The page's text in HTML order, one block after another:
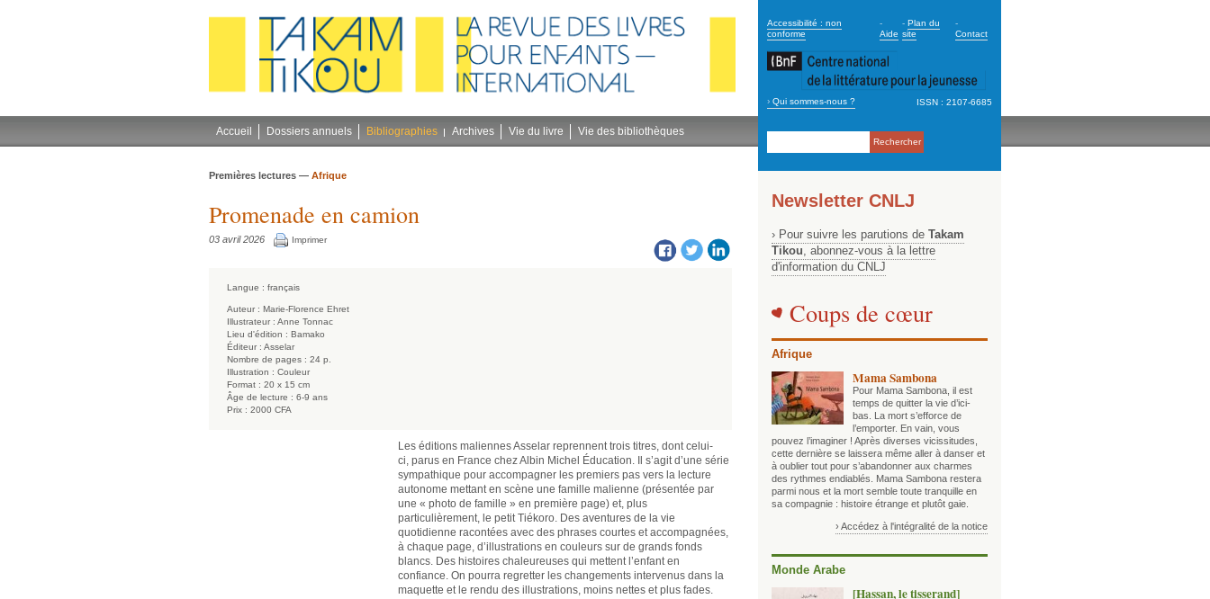
secondary_2
Accessibilité : non
conforme
-
Aide
-Plan du
site
-
Contact
Navigation
› Qui sommes-nous ? ISSN : 2107-6685
Accueil Dossiers annuels Bibliographies Archives Vie du livre Vie des bibliothèques
Premières lectures — Afrique
Promenade en camion
03 avril 2026 Imprimer
Langue : français
Auteur : Marie-Florence Ehret
Illustrateur : Anne Tonnac
Lieu d'édition : Bamako
Éditeur : Asselar
Nombre de pages : 24 p.
Illustration : Couleur
Format : 20 x 15 cm
Âge de lecture : 6-9 ans
Prix : 2000 CFA
Les éditions maliennes Asselar reprennent trois titres, dont celui-
ci, parus en France chez Albin Michel Éducation. Il s’agit d’une série
sympathique pour accompagner les premiers pas vers la lecture
autonome mettant en scène une famille malienne (présentée par
une « photo de famille » en première page) et, plus
particulièrement, le petit Tiékoro. Des aventures de la vie
quotidienne racontées avec des phrases courtes et accompagnées,
à chaque page, d’illustrations en couleurs sur de grands fonds
blancs. Des histoires chaleureuses qui mettent l’enfant en
confiance. On pourra regretter les changements intervenus dans la
maquette et le rendu des illustrations, moins nettes et plus fades.
Newsletter CNLJ
› Pour suivre les parutions de Takam
Tikou, abonnez-vous à la lettre
d'information du CNLJ
Coups de cœur
Afrique
Mama Sambona
Pour Mama Sambona, il est
temps de quitter la vie d’ici-
bas. La mort s’efforce de
l’emporter. En vain, vous
pouvez l’imaginer ! Après diverses vicissitudes,
cette dernière se laissera même aller à danser et
à oublier tout pour s’abandonner aux charmes
des rythmes endiablés. Mama Sambona restera
parmi nous et la mort semble toute tranquille en
sa compagnie : histoire étrange et plutôt gaie.
› Accédez à l'intégralité de la notice
Monde Arabe
[Hassan, le tisserand]